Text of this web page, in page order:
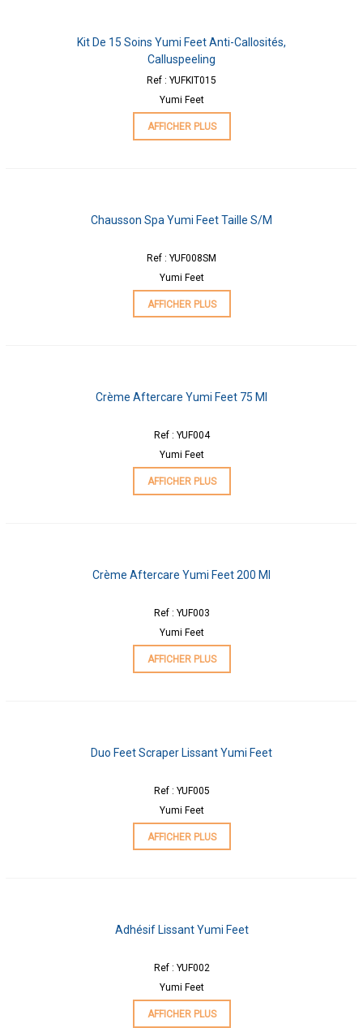
Kit De 15 Soins Yumi Feet Anti-Callosités,
Calluspeeling
Ref : YUFKIT015
Yumi Feet
AFFICHER PLUS
Chausson Spa Yumi Feet Taille S/M
Ref : YUF008SM
Yumi Feet
AFFICHER PLUS
Crème Aftercare Yumi Feet 75 Ml
Ref : YUF004
Yumi Feet
AFFICHER PLUS
Crème Aftercare Yumi Feet 200 Ml
Ref : YUF003
Yumi Feet
AFFICHER PLUS
Duo Feet Scraper Lissant Yumi Feet
Ref : YUF005
Yumi Feet
AFFICHER PLUS
Adhésif Lissant Yumi Feet
Ref : YUF002
Yumi Feet
AFFICHER PLUS